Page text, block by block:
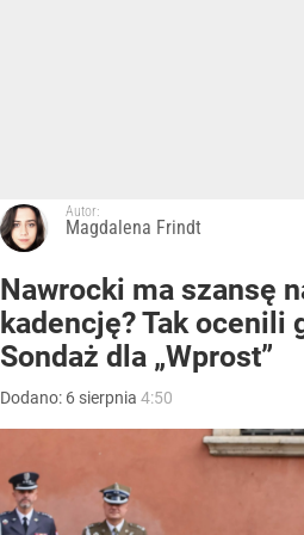
Autor:
Magdalena Frindt
Nawrocki ma szansę
kadencję? Tak ocenili
Sondaż dla „Wprost”
Dodano: 6 sierpnia 4:50